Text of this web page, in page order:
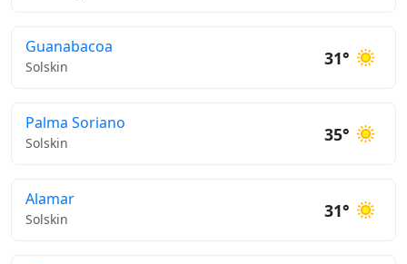
Guanabacoa
Solskin 31°
Palma Soriano
Solskin 35°
Alamar
Solskin 31°